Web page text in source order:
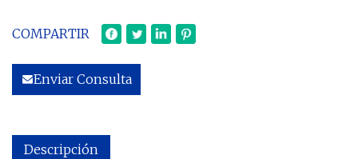
COMPARTIR
Enviar Consulta
Descripción